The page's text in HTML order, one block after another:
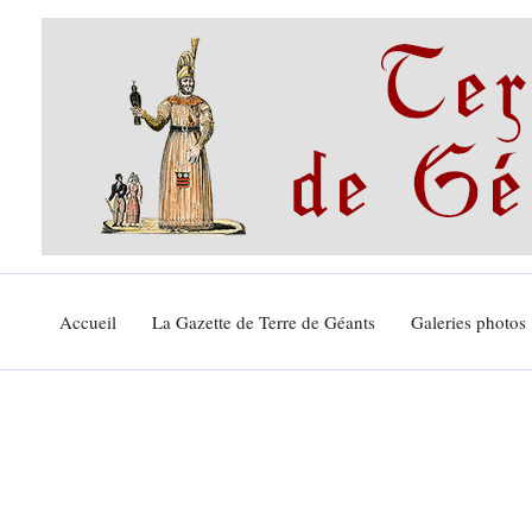
Accueil La Gazette de Terre de Géants Galeries photos